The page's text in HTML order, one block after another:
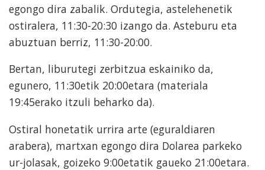
egongo dira zabalik. Ordutegia, astelehenetik
ostiralera, 11:30-20:30 izango da. Asteburu eta
abuztuan berriz, 11:30-20:00.
Bertan, liburutegi zerbitzua eskainiko da,
egunero, 11:30etik 20:00etara (materiala
19:45erako itzuli beharko da).
Ostiral honetatik urrira arte (eguraldiaren
arabera), martxan egongo dira Dolarea parkeko
ur-jolasak, goizeko 9:00etatik gaueko 21:00etara.